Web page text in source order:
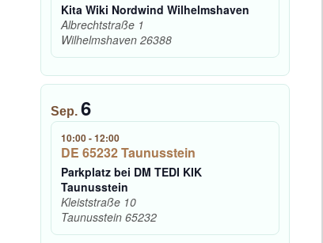
Kita Wiki Nordwind Wilhelmshaven
Albrechtstraße 1
Wilhelmshaven 26388
Sep. 6
10:00-12:00
DE 65232 Taunusstein
Parkplatz bei DM TEDI KIK
Taunusstein
Kleiststraße 10
Taunusstein 65232